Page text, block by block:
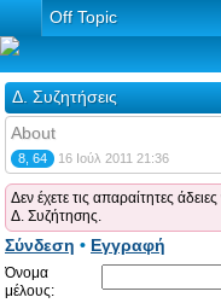
Off Topic
Δ. Συζητήσεις
About
8, 64 16 Ιούλ 2011 21:36
Δεν έχετε τις απαραίτητες
Δ. Συζήτησης.
Σύνδεση • Εγγραφή
Όνομα
μέλους: